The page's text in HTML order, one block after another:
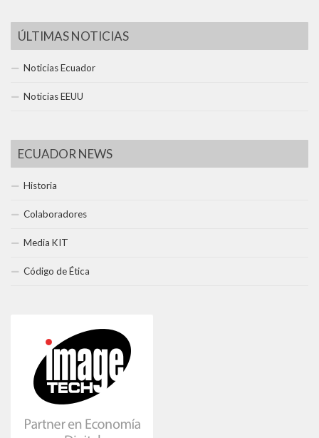
ÚLTIMAS NOTICIAS
Noticias Ecuador
Noticias EEUU
ECUADOR NEWS
Historia
Colaboradores
Media KIT
Código de Ética